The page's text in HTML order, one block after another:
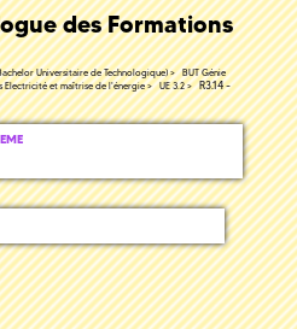
des Formations
Universitaire de Technologique)
BUT Génie
Electricité et maîtrise de l'énergie UE 3.2
R3.14 -